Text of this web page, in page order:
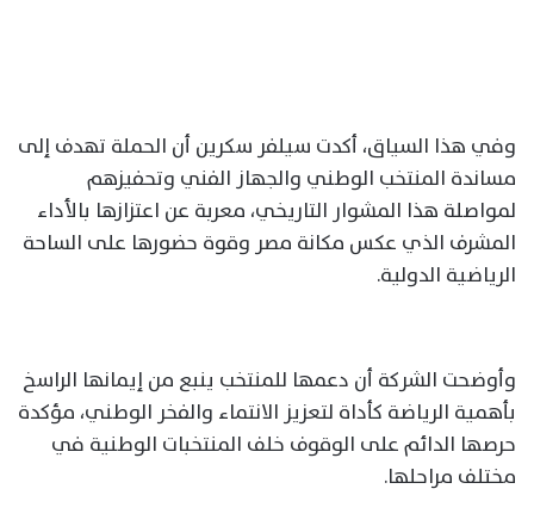
وفي هذا السياق، أكدت سيلفر سكرين أن الحملة تهدف إلى
مساندة المنتخب الوطني والجهاز الفني وتحفيزهم
لمواصلة هذا المشوار التاريخي، معربة عن اعتزازها بالأداء
المشرف الذي عكس مكانة مصر وقوة حضورها على الساحة
الرياضية الدولية.
وأوضحت الشركة أن دعمها للمنتخب ينبع من إيمانها الراسخ
بأهمية الرياضة كأداة لتعزيز الانتماء والفخر الوطني، مؤكدة
حرصها الدائم على الوقوف خلف المنتخبات الوطنية في
مختلف مراحلها.